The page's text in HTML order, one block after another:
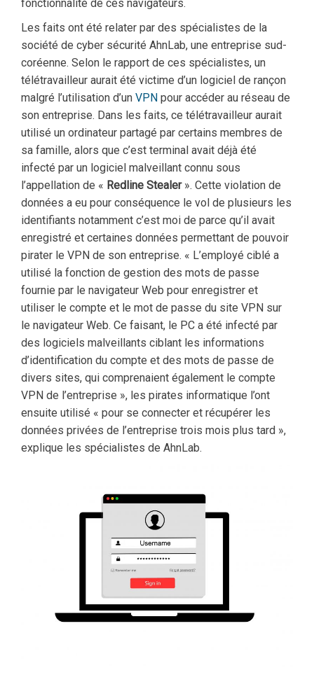
fonctionnalité de ces navigateurs.
Les faits ont été relater par des spécialistes de la
société de cyber sécurité AhnLab, une entreprise sud-
coréenne. Selon le rapport de ces spécialistes, un
télétravailleur aurait été victime d’un logiciel de rançon
malgré l’utilisation d’un VPN pour accéder au réseau de
son entreprise. Dans les faits, ce télétravailleur aurait
utilisé un ordinateur partagé par certains membres de
sa famille, alors que c’est terminal avait déjà été
infecté par un logiciel malveillant connu sous
l’appellation de « Redline Stealer». Cette violation de
données a eu pour conséquence le vol de plusieurs les
identifiants notamment c’est moi de parce qu’il avait
enregistré et certaines données permettant de pouvoir
pirater le VPN de son entreprise. « L’employé ciblé a
utilisé la fonction de gestion des mots de passe
fournie par le navigateur Web pour enregistrer et
utiliser le compte et le mot de passe du site VPN sur
le navigateur Web. Ce faisant, le PC a été infecté par
des logiciels malveillants ciblant les informations
d’identification du compte et des mots de passe de
divers sites, qui comprenaient également le compte
VPN de l’entreprise », les pirates informatique l’ont
ensuite utilisé « pour se connecter et récupérer les
données privées de l’entreprise trois mois plus tard »,
explique les spécialistes de AhnLab.